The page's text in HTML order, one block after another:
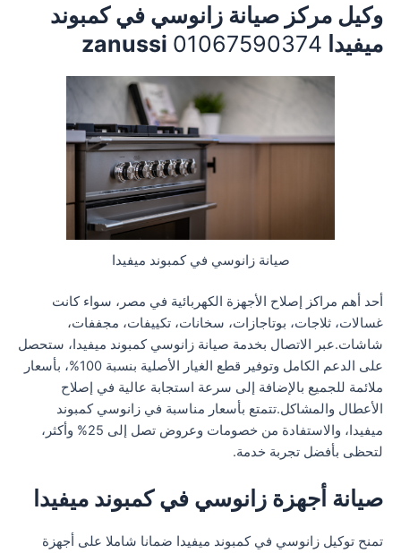
وكيل مركز صيانة زانوسي في كمبوند
ميفيدا 01067590374
صيانة زانوسي في كمبوند ميفيدا
أحد أهم مراكز إصلاح الأجهزة الكهربائية في مصر، سواء كانت
غسالات، ثلاجات، بوتاجازات، سخانات، تكييفات، مجففات،
شاشات.عبر الاتصال بخدمة صيانة زانوسي كمبوند ميفيدا، ستحصل
على الدعم الكامل وتوفير قطع الغيار الأصلية بنسبة 100%، بأسعار
ملائمة للجميع بالإضافة إلى سرعة استجابة عالية في إصلاح
الأعطال والمشاكل.تتمتع بأسعار مناسبة في زانوسي كمبوند
ميفيدا، والاستفادة من خصومات وعروض تصل إلى 25% وأكثر،
لتحظى بأفضل تجربة خدمة.
صيانة أجهزة زانوسي في كمبوند ميفيدا
تمنح توكيل زانوسي في كمبوند ميفيدا ضمانا شاملا على أجهزة